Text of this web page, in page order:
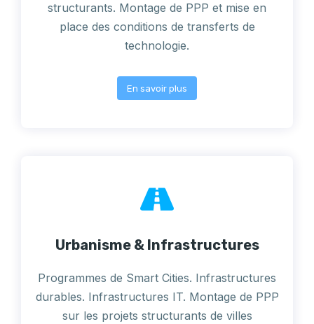
structurants. Montage de PPP et mise en
place des conditions de transferts de
technologie.
En savoir plus
Urbanisme & Infrastructures
Programmes de Smart Cities. Infrastructures
durables. Infrastructures IT. Montage de PPP
sur les projets structurants de villes